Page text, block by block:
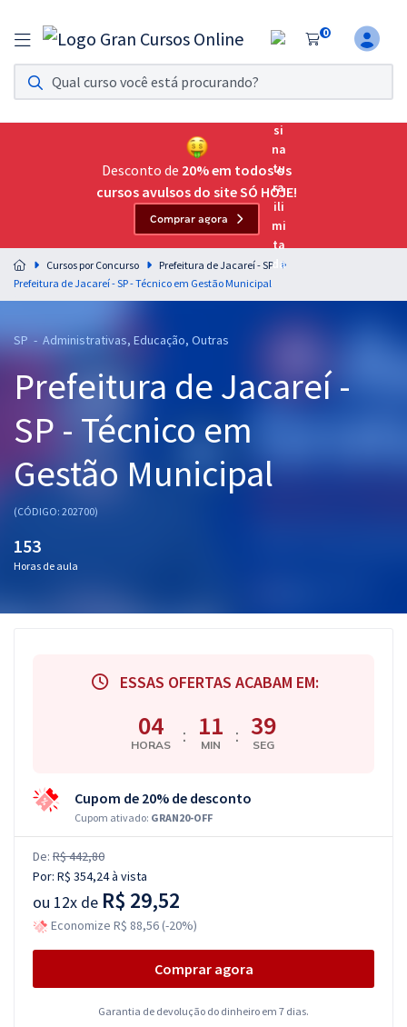
0
Assinatura Ilimitada 11
Acesso a todos os cursos. Teste grátis por 7 dias!
Assinatura OAB Até Passar
Acesso ilimitado a toda preparação para o Exame da
Residências Multiprofissionais
Preparação completa e intensiva para as principais
residências em saúde do Brasil
Cursos 20% OFF
Pós
Graduação
OAB
Mentorias
Desconto de 20% em todos os
cursos avulsos do site SÓ HOJE!
Comprar agora
Cursos por Concurso
Prefeitura de Jacareí - SP
Prefeitura de Jacareí - SP - Técnico em Gestão Municipal
SP - Administrativas, Educação, Outras
Prefeitura de Jacareí -
SP - Técnico em
Gestão Municipal
(CÓDIGO: 202700)
153
Horas de aula
ESSAS OFERTAS ACABAM EM:
04
HORAS : 11
MIN : 38
SEG
Cupom de 20% de desconto
Cupom ativado: GRAN20-OFF
De: R$ 442,80
Por: R$ 354,24à vista
ou 12x de R$ 29,52
Economize R$ 88,56 (-20%)
Comprar agora
Garantia de devolução do dinheiro em 7 dias.